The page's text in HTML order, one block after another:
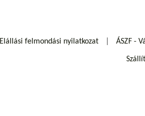
Elállási felmondási nyilatkozat ÁSZF -